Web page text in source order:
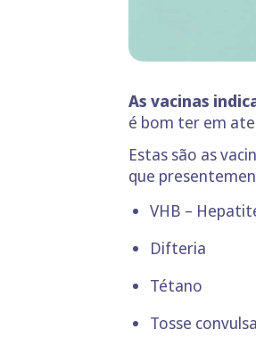
As vacinas
é bom ter em
Estas são as
que
VHB –
Difteria
Tétano
Tosse convulsa